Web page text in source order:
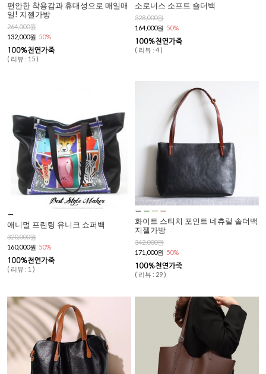
편안한 착용감과 휴대성으로 매일매
일! 지젤가방
264,000원
132,000원 50%
( 리뷰 : 15 )
소로너스 소프트 숄더백
328,000원
164,000원 50%
( 리뷰 : 4 )
애니멀 프린팅 유니크 쇼퍼백
320,000원
160,000원 50%
( 리뷰 : 1 )
화이트 스티치 포인트 네츄럴 솔더백
지젤가방
342,000원
171,000원 50%
( 리뷰 : 29 )